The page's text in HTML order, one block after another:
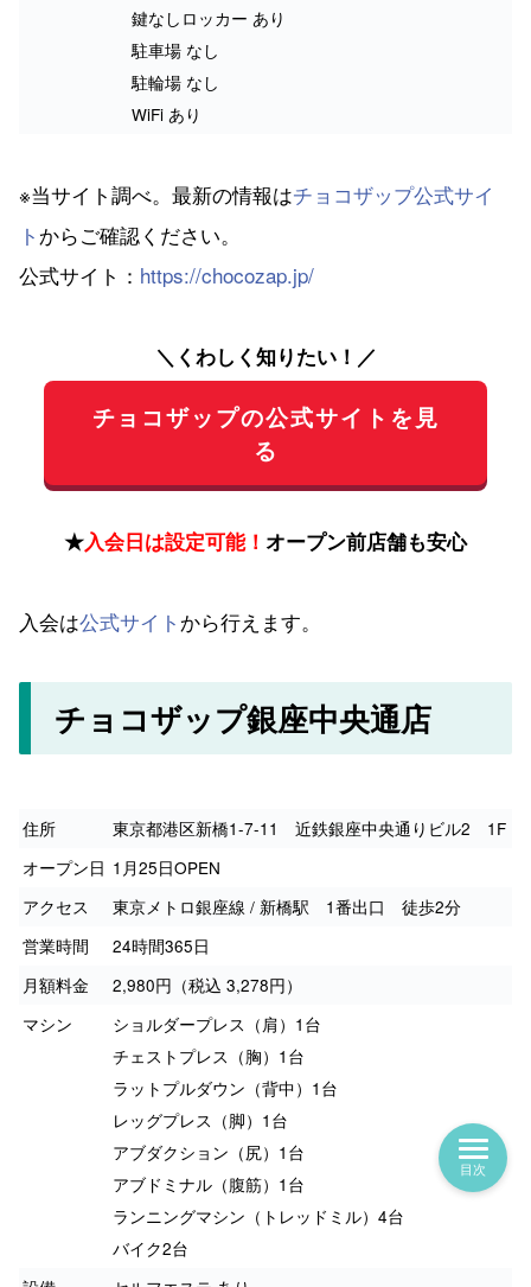
鍵なしロッカー あり
駐車場 なし
駐輪場 なし
WiFi あり
※当サイト調べ。最新の情報はチョコザップ公式サイ
ト からご確認ください。
公式サイト： https://chocozap.jp/
＼くわしく知りたい！／
チョコザップの公式サイトを見
る
★入会日は設定可能！ オープン前店舗も安心
入会は公式サイト から行えます。
チョコザップ銀座中央通店
住所
東京都港区新橋1-7-11 近鉄銀座中央通りビル2 1F
オープン日 1月25日OPEN
アクセス
東京メトロ銀座線 / 新橋駅 1番出口 徒歩2分
営業時間
24時間365日
月額料金
2,980円（税込 3,278円）
マシン
ショルダープレス（肩）1台
チェストプレス（胸）1台
ラットプルダウン（背中）1台
レッグプレス（脚）1台
アブダクション（尻）1台
アブドミナル（腹筋）1台
ランニングマシン（トレッドミル）4台
バイク2台
目次